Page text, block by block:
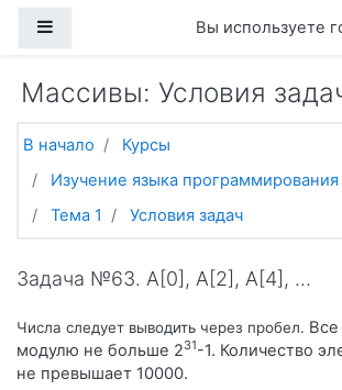
Вы используете
Массивы: Условия
В начало
Курсы
Изучение языка программирования
Тема 1
Условия задач
Задача №63. A[0], A[2], A[4], ...
Числа следует выводить через пробел.
модулю не больше 231-1. Количество
не превышает 10000.